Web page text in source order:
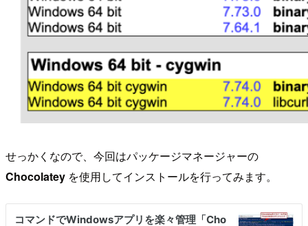
せっかくなので、今回はパッケージマネージャーの
Chocolatey を使用してインストールを行ってみます。